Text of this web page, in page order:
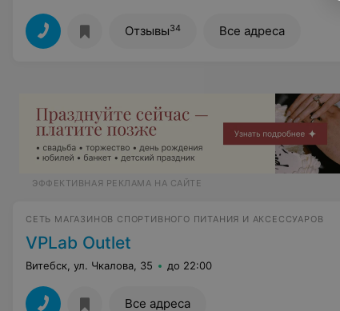
Отзывы34 Все адреса
ЭФФЕКТИВНАЯ РЕКЛАМА НА САЙТЕ
СЕТЬ МАГАЗИНОВ СПОРТИВНОГО ПИТАНИЯ И АКСЕССУАРОВ
VPLab Outlet
Витебск, ул. Чкалова, 35 до 22:00
Все адреса